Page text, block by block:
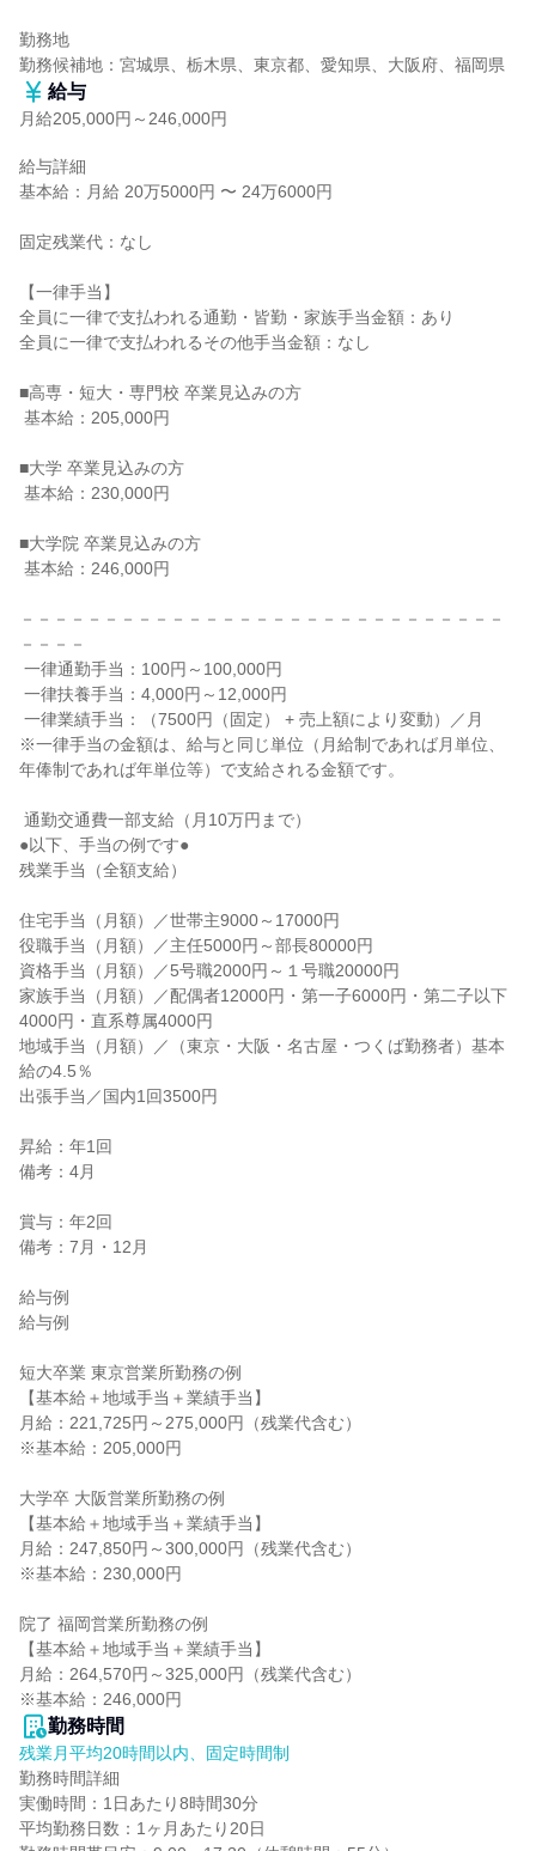
勤務地
勤務候補地：宮城県、栃木県、東京都、愛知県、大阪府、福岡県
給与
月給205,000円～246,000円
給与詳細
基本給：月給 20万5000円 〜 24万6000円
固定残業代：なし
【一律手当】
全員に一律で支払われる通勤・皆勤・家族手当金額：あり
全員に一律で支払われるその他手当金額：なし
■高専・短大・専門校 卒業見込みの方
■大学 卒業見込みの方
■大学院 卒業見込みの方
－－－－－－－－－－－－－－－－－－－－－－－－－－－－－
－－－－
※一律手当の金額は、給与と同じ単位（月給制であれば月単位、
年俸制であれば年単位等）で支給される金額です。
●以下、手当の例です●
残業手当（全額支給）
住宅手当（月額）／世帯主9000～17000円
役職手当（月額）／主任5000円～部長80000円
資格手当（月額）／5号職2000円～１号職20000円
家族手当（月額）／配偶者12000円・第一子6000円・第二子以下
4000円・直系尊属4000円
地域手当（月額）／（東京・大阪・名古屋・つくば勤務者）基本
給の4.5％
出張手当／国内1回3500円
昇給：年1回
備考：4月
賞与：年2回
備考：7月・12月
給与例
給与例
短大卒業 東京営業所勤務の例
【基本給＋地域手当＋業績手当】
月給：221,725円～275,000円（残業代含む）
※基本給：205,000円
大学卒 大阪営業所勤務の例
【基本給＋地域手当＋業績手当】
月給：247,850円～300,000円（残業代含む）
※基本給：230,000円
院了 福岡営業所勤務の例
【基本給＋地域手当＋業績手当】
月給：264,570円～325,000円（残業代含む）
※基本給：246,000円
勤務時間
残業月平均20時間以内、固定時間制
勤務時間詳細
実働時間：1日あたり8時間30分
平均勤務日数：1ヶ月あたり20日